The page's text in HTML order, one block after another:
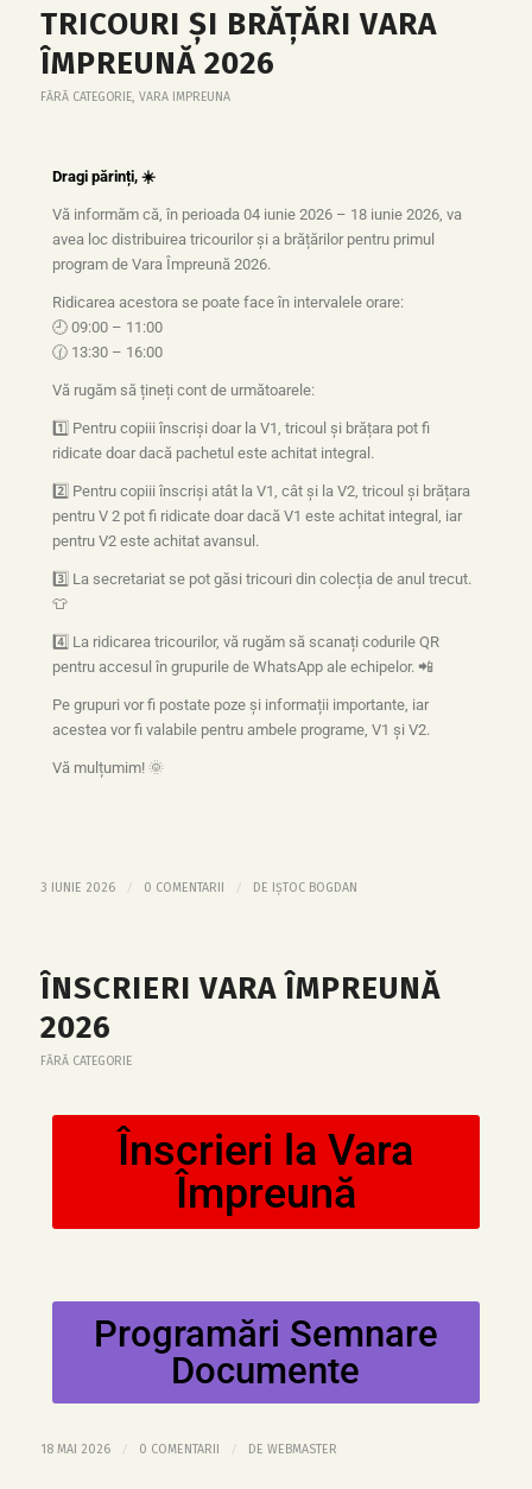
TRICOURI ȘI BRĂȚĂRI VARA
ÎMPREUNĂ 2026
FĂRĂ CATEGORIE, VARA IMPREUNA
Dragi părinți, ☀️
Vă informăm că, în perioada 04 iunie 2026 – 18 iunie 2026, va
avea loc distribuirea tricourilor și a brățărilor pentru primul
program de Vara Împreună 2026.
Ridicarea acestora se poate face în intervalele orare:
🕘 09:00 – 11:00
🕜 13:30 – 16:00
Vă rugăm să țineți cont de următoarele:
1️⃣ Pentru copiii înscriși doar la V1, tricoul și brățara pot fi
ridicate doar dacă pachetul este achitat integral.
2️⃣ Pentru copiii înscriși atât la V1, cât și la V2, tricoul și brățara
pentru V 2 pot fi ridicate doar dacă V1 este achitat integral, iar
pentru V2 este achitat avansul.
3️⃣ La secretariat se pot găsi tricouri din colecția de anul trecut.
👕
4️⃣ La ridicarea tricourilor, vă rugăm să scanați codurile QR
pentru accesul în grupurile de WhatsApp ale echipelor. 📲
Pe grupuri vor fi postate poze și informații importante, iar
acestea vor fi valabile pentru ambele programe, V1 și V2.
Vă mulțumim! 🌞
3 IUNIE 2026 / 0 COMENTARII / DE IȘTOC BOGDAN
ÎNSCRIERI VARA ÎMPREUNĂ
2026
FĂRĂ CATEGORIE
Înscrieri la Vara
Împreună
Programări Semnare
Documente
18 MAI 2026 / 0 COMENTARII / DE WEBMASTER